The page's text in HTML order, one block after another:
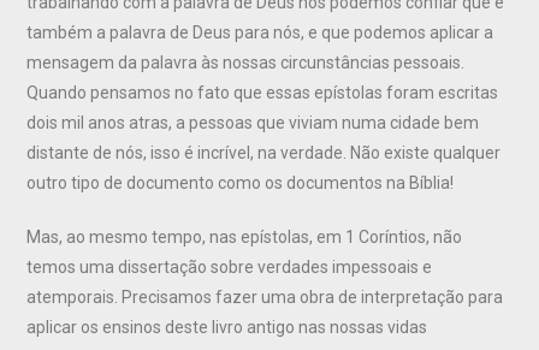
também a palavra de Deus para nós, e que podemos aplicar a
mensagem da palavra às nossas circunstâncias pessoais.
Quando pensamos no fato que essas epístolas foram escritas
dois mil anos atras, a pessoas que viviam numa cidade bem
distante de nós, isso é incrível, na verdade. Não existe qualquer
outro tipo de documento como os documentos na Bíblia!
Mas, ao mesmo tempo, nas epístolas, em 1 Coríntios, não
temos uma dissertação sobre verdades impessoais e
atemporais. Precisamos fazer uma obra de interpretação para
aplicar os ensinos deste livro antigo nas nossas vidas